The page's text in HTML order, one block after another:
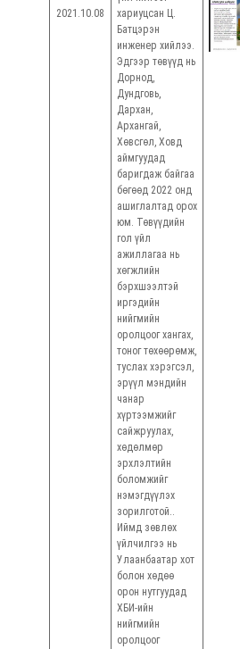
2021.10.08
хариуцсан Ц.
Батцэрэн
инженер хийлээ.
Эдгээр төвүүд нь
Дорнод,
Дундговь,
Дархан,
Архангай,
Хөвсгөл, Ховд
аймгуудад
баригдаж байгаа
бөгөөд 2022 онд
ашиглалтад орох
юм. Төвүүдийн
гол үйл
ажиллагаа нь
хөгжлийн
бэрхшээлтэй
иргэдийн
нийгмийн
оролцоог хангах,
тоног төхөөрөмж,
туслах хэрэгсэл,
эрүүл мэндийн
чанар
хүртээмжийг
сайжруулах,
хөдөлмөр
эрхлэлтийн
боломжийг
нэмэгдүүлэх
зорилготой..
Иймд зөвлөх
үйлчилгээ нь
Улаанбаатар хот
болон хөдөө
орон нутгуудад
ХБИ-ийн
нийгмийн
оролцоог